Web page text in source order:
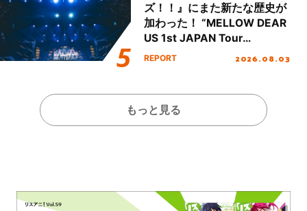
ズ！！』にまた新たな歴史が
加わった！ “MELLOW DEAR
US 1st JAPAN Tour
Final「NICE to meet YOU
REPORT 2026.08.03
もっと見る